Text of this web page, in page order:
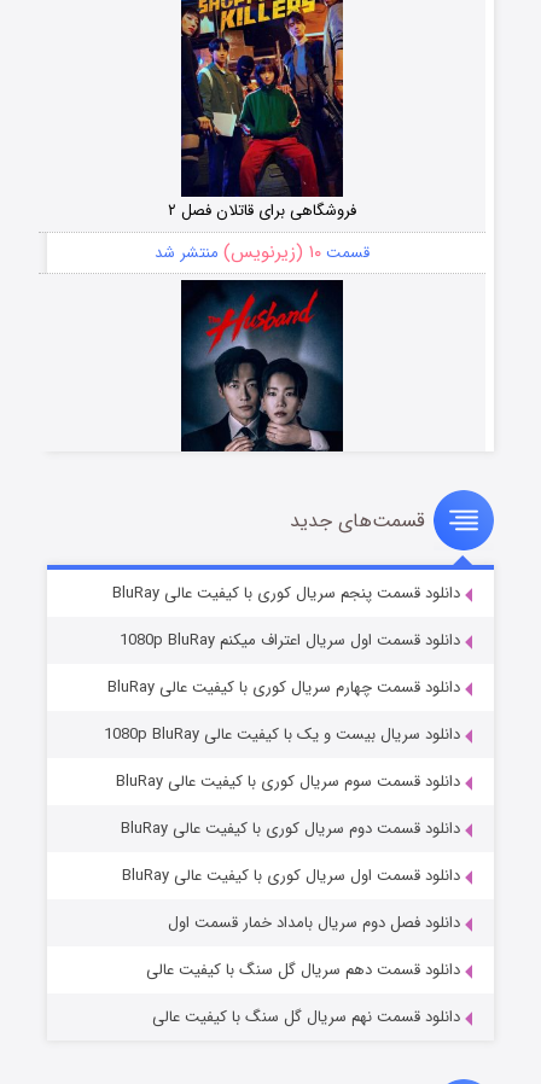
فروشگاهی برای قاتلان فصل ۲
قسمت۱۰ (زیرنویس) منتشر شد
قسمت۸ (زیرنویس) منتشر شد
عملیات آپارتمان
قسمت۲ (زیرنویس) منتشر شد
قسمت‌های جدید
دانلود قسمت پنجم سریال کوری با کیفیت عالی BluRay
دانلود قسمت اول سریال اعتراف میکنم 1080p BluRay
دانلود قسمت چهارم سریال کوری با کیفیت عالی BluRay
دانلود سریال بیست و یک با کیفیت عالی 1080p BluRay
دانلود قسمت سوم سریال کوری با کیفیت عالی BluRay
دانلود قسمت دوم سریال کوری با کیفیت عالی BluRay
دانلود قسمت اول سریال کوری با کیفیت عالی BluRay
دانلود فصل دوم سریال بامداد خمار قسمت اول
دانلود قسمت دهم سریال گل سنگ با کیفیت عالی
دانلود قسمت نهم سریال گل سنگ با کیفیت عالی